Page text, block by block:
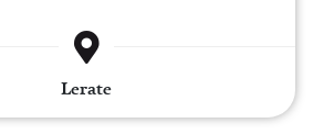
Lerate